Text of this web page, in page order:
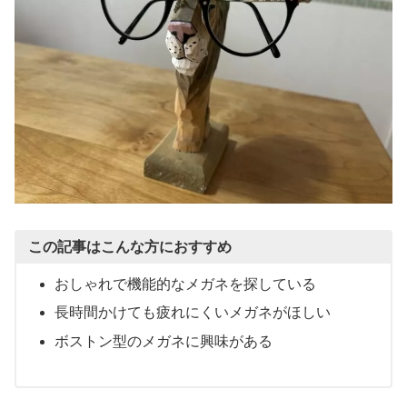
この記事はこんな方におすすめ
おしゃれで機能的なメガネを探している
長時間かけても疲れにくいメガネがほしい
ボストン型のメガネに興味がある